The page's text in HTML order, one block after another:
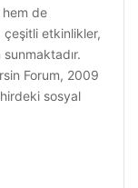
hem de
etkinlikler,
Forum, 2009
sosyal